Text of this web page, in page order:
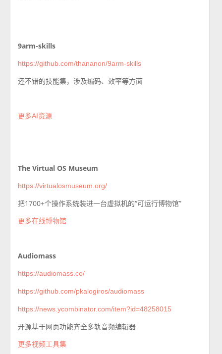
9arm-skills
https://github.com/thananon/9arm-skills
还不错的技能集，涉及编码、效率等方面
更多AI资源
The Virtual OS Museum
https://virtualosmuseum.org/
把1700+个操作系统装进一台虚拟机的“可运行博物馆”
更多在线博物馆
Audiomass
https://audiomass.co/
https://github.com/pkalogiros/audiomass
https://news.ycombinator.com/item?id=48258015
开源基于网页功能齐全多轨音频编辑器
更多视频工具集